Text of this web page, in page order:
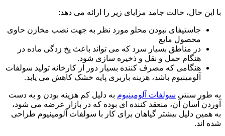
با این حال، حالت جامد مزایای زیر را ارائه می دهد:
جاستیفای نبودن محلو مورد نظر به جهت نصب مخازن حاوی
محصول مایع
در مناطق بسیار سرد که می تواند باعث یخ زدگی ماده در
هنگام حمل و نقل و ذخیره سازی شود.
هنگامی که مصرف کننده بسیار دور از کارخانه تولید سولفات
آلومینیوم باشد، هزینه باربری پایه خشک کاهش می یابد.
به طور سنتی سولفات آلومینیوم به دلیل کم هزینه بودن و به دست
آوردن آسان آن، منعقد کننده ای بوده که در بازار عرضه می شود،
به همین دلیل بیشتر گیاهان برای کار با سولفات آلومینیوم طراحی
شده اند.